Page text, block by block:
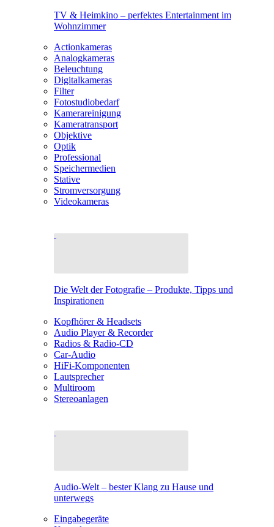
TV & Heimkino – perfektes Entertainment im
Wohnzimmer
Actionkameras
Analogkameras
Beleuchtung
Digitalkameras
Filter
Fotostudiobedarf
Kamerareinigung
Kameratransport
Objektive
Optik
Professional
Speichermedien
Stative
Stromversorgung
Videokameras
Die Welt der Fotografie – Produkte, Tipps und
Inspirationen
Kopfhörer & Headsets
Audio Player & Recorder
Radios & Radio-CD
Car-Audio
HiFi-Komponenten
Lautsprecher
Multiroom
Stereoanlagen
Audio-Welt – bester Klang zu Hause und
unterwegs
Eingabegeräte